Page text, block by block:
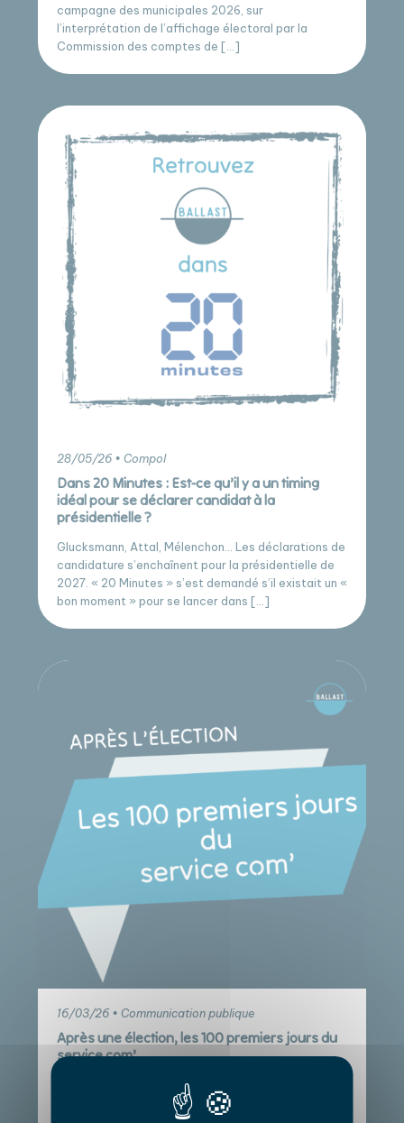
campagne des municipales 2026, sur
l’interprétation de l’affichage électoral par la
Commission des comptes de […]
28/05/26 • Compol
Dans 20 Minutes : Est-ce qu’il y a un timing
idéal pour se déclarer candidat à la
présidentielle ?
Glucksmann, Attal, Mélenchon… Les déclarations de
candidature s’enchaînent pour la présidentielle de
2027. « 20 Minutes » s’est demandé s’il existait un «
bon moment » pour se lancer dans […]
16/03/26 • Communication publique
Après une élection, les 100 premiers jours du
service com’
Lorsqu’on parle des « 100 premiers jours », on fait
souvent référence à ceux de l’élu ou de l’équipe